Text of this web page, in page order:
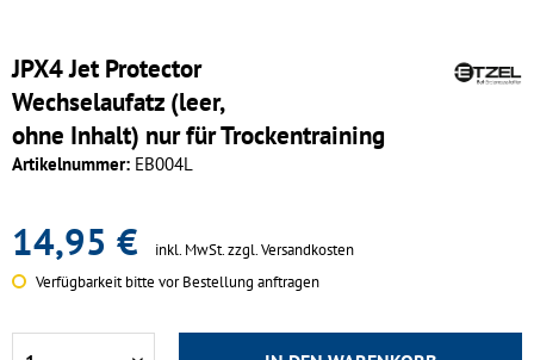
JPX4 Jet Protector
Wechselaufatz (leer,
ohne Inhalt) nur für Trockentraining
Artikelnummer: EB004L
14,95 € inkl. MwSt.zzgl. Versandkosten
Verfügbarkeit bitte vor Bestellung anftragen